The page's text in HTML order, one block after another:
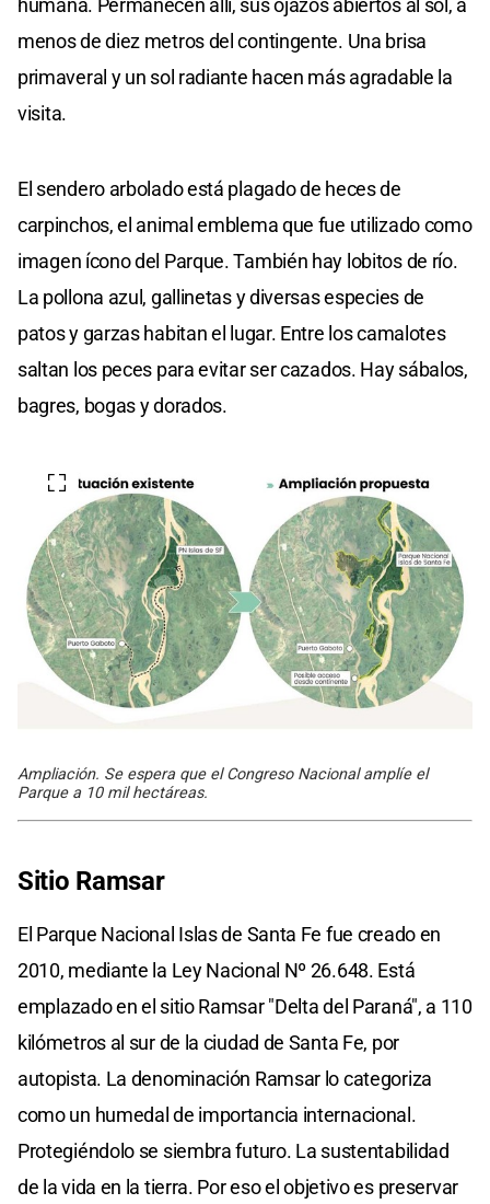
humana. Permanecen allí, sus ojazos abiertos al sol, a
menos de diez metros del contingente. Una brisa
primaveral y un sol radiante hacen más agradable la
visita.
El sendero arbolado está plagado de heces de
carpinchos, el animal emblema que fue utilizado como
imagen ícono del Parque. También hay lobitos de río.
La pollona azul, gallinetas y diversas especies de
patos y garzas habitan el lugar. Entre los camalotes
saltan los peces para evitar ser cazados. Hay sábalos,
bagres, bogas y dorados.
Ampliación. Se espera que el Congreso Nacional amplíe el
Parque a 10 mil hectáreas.
Sitio Ramsar
El Parque Nacional Islas de Santa Fe fue creado en
2010, mediante la Ley Nacional Nº 26.648. Está
emplazado en el sitio Ramsar "Delta del Paraná", a 110
kilómetros al sur de la ciudad de Santa Fe, por
autopista. La denominación Ramsar lo categoriza
como un humedal de importancia internacional.
Protegiéndolo se siembra futuro. La sustentabilidad
de la vida en la tierra. Por eso el objetivo es preservar